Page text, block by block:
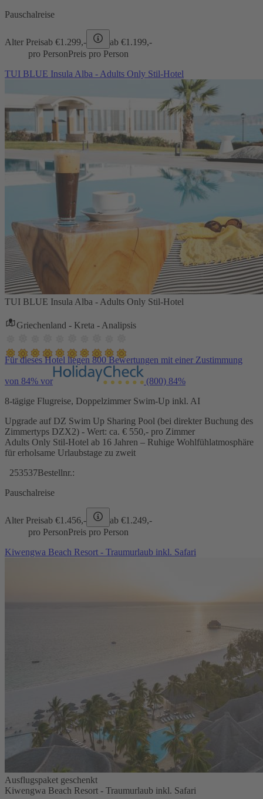
Pauschalreise
Alter Preisab €1.299,- ab €1.199,-
pro PersonPreis pro Person
TUI BLUE Insula Alba - Adults Only Stil-Hotel
TUI BLUE Insula Alba - Adults Only Stil-Hotel
Griechenland - Kreta - Analipsis
Für dieses Hotel liegen 800 Bewertungen mit einer Zustimmung
von 84% vor (800) 84%
8-tägige Flugreise, Doppelzimmer Swim-Up inkl. AI
Upgrade auf DZ Swim Up Sharing Pool (bei direkter Buchung des
Zimmertyps DZX2) - Wert: ca. € 550,- pro Zimmer
Adults Only Stil-Hotel ab 16 Jahren – Ruhige Wohlfühlatmosphäre
für erholsame Urlaubstage zu zweit
253537Bestellnr.:
Pauschalreise
Alter Preisab €1.456,- ab €1.249,-
pro PersonPreis pro Person
Kiwengwa Beach Resort - Traumurlaub inkl. Safari
Ausflugspaket geschenkt
Kiwengwa Beach Resort - Traumurlaub inkl. Safari